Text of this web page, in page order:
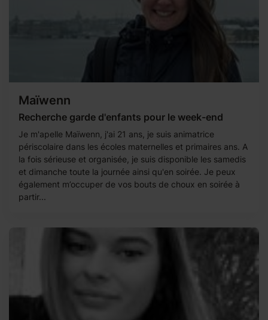
Maïwenn
Recherche garde d'enfants pour le week-end
Je m'apelle Maïwenn, j'ai 21 ans, je suis animatrice
périscolaire dans les écoles maternelles et primaires ans. A
la fois sérieuse et organisée, je suis disponible les samedis
et dimanche toute la journée ainsi qu'en soirée. Je peux
également m’occuper de vos bouts de choux en soirée à
partir...